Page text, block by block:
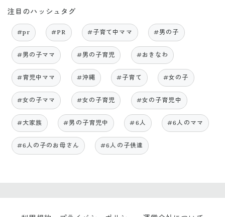
注目のハッシュタグ
#pr #PR #子育て中ママ #男の子
#男の子ママ #男の子育児 #おきなわ
#育児中ママ #沖縄 #子育て #女の子
#女の子ママ #女の子育児 #女の子育児中
#大家族 #男の子育児中 #6人 #6人のママ
#6人の子のお母さん #6人の子供達